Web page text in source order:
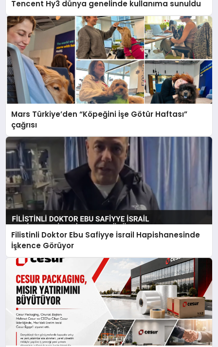
Tencent Hy3 dünya genelinde kullanıma sunuldu
Mars Türkiye’den “Köpeğini İşe Götür Haftası”
çağrısı
Filistinli Doktor Ebu Safiyye İsrail Hapishanesinde
İşkence Görüyor